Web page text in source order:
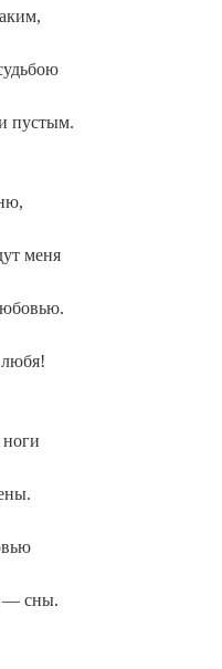
пустым.
меня
— сны.